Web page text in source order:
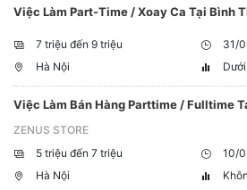
Việc Làm Part-Time / Xoay Ca Tại Bình
7 triệu đến 9 triệu
31/
Hà Nội
ZENUS STORE
5 triệu đến 7 triệu
10/
Hà Nội